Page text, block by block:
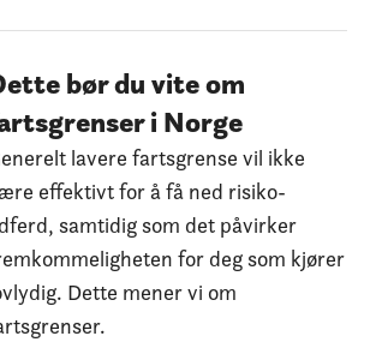
bør du vite om
i Norge
lavere fartsgrense vil ikke
effektivt for å få ned risiko-
samtidig som det påvirker
for deg som kjører
Dette mener vi om